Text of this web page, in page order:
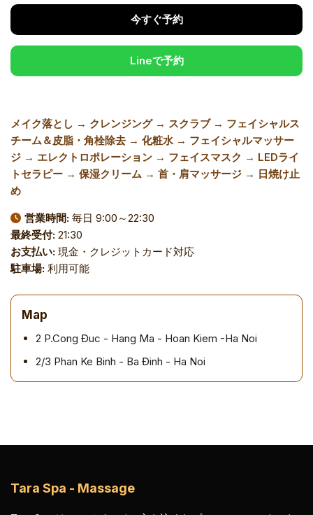
今すぐ予約
Lineで予約
メイク落とし → クレンジング → スクラブ → フェイシャルス
チーム＆皮脂・角栓除去 → 化粧水 → フェイシャルマッサー
ジ → エレクトロポレーション → フェイスマスク → LEDライ
トセラピー → 保湿クリーム → 首・肩マッサージ → 日焼け止
め
営業時間: 毎日 9:00～22:30
最終受付: 21:30
お支払い: 現金・クレジットカード対応
駐車場: 利用可能
Map
2 P.Cong Đuc - Hang Ma - Hoan Kiem -Ha Noi
2/3 Phan Ke Binh - Ba Đinh - Ha Noi
Tara Spa - Massage